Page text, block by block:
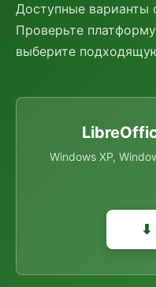
Доступные варианты
Проверьте
выберите
Windows XP,
⬇